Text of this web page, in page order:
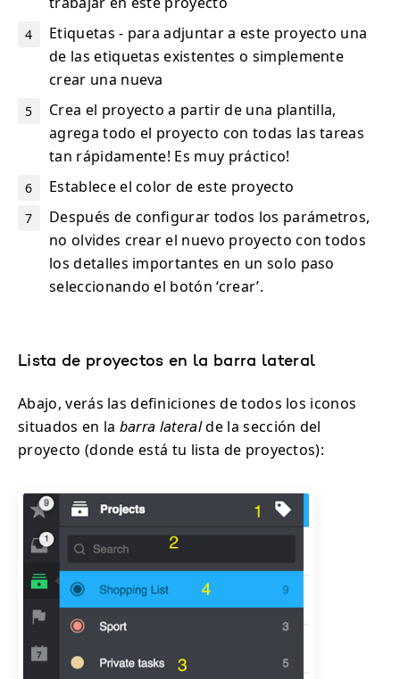
Etiquetas - para adjuntar a este proyecto una
de las etiquetas existentes o simplemente
crear una nueva
Crea el proyecto a partir de una plantilla,
agrega todo el proyecto con todas las tareas
tan rápidamente! Es muy práctico!
Establece el color de este proyecto
Después de configurar todos los parámetros,
no olvides crear el nuevo proyecto con todos
los detalles importantes en un solo paso
seleccionando el botón ‘crear’.
Lista de proyectos en la barra lateral
Abajo, verás las definiciones de todos los iconos
situados en la barra lateralde la sección del
proyecto (donde está tu lista de proyectos):